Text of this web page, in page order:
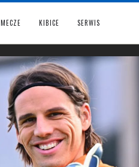
MECZE KIBICE SERWIS